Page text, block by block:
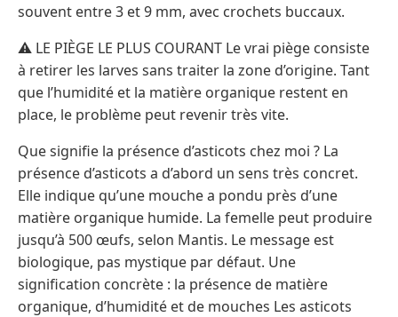
souvent entre 3 et 9 mm, avec crochets buccaux.
⚠️ LE PIÈGE LE PLUS COURANT Le vrai piège consiste
à retirer les larves sans traiter la zone d’origine. Tant
que l’humidité et la matière organique restent en
place, le problème peut revenir très vite.
Que signifie la présence d’asticots chez moi ? La
présence d’asticots a d’abord un sens très concret.
Elle indique qu’une mouche a pondu près d’une
matière organique humide. La femelle peut produire
jusqu’à 500 œufs, selon Mantis. Le message est
biologique, pas mystique par défaut. Une
signification concrète : la présence de matière
organique, d’humidité et de mouches Les asticots